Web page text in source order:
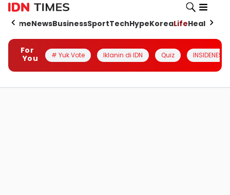
HomeNewsBusinessSportTechHypeKoreaLifeHealth
For
You
# Yuk Vote Iklanin di IDN Quiz INSIDENESIA